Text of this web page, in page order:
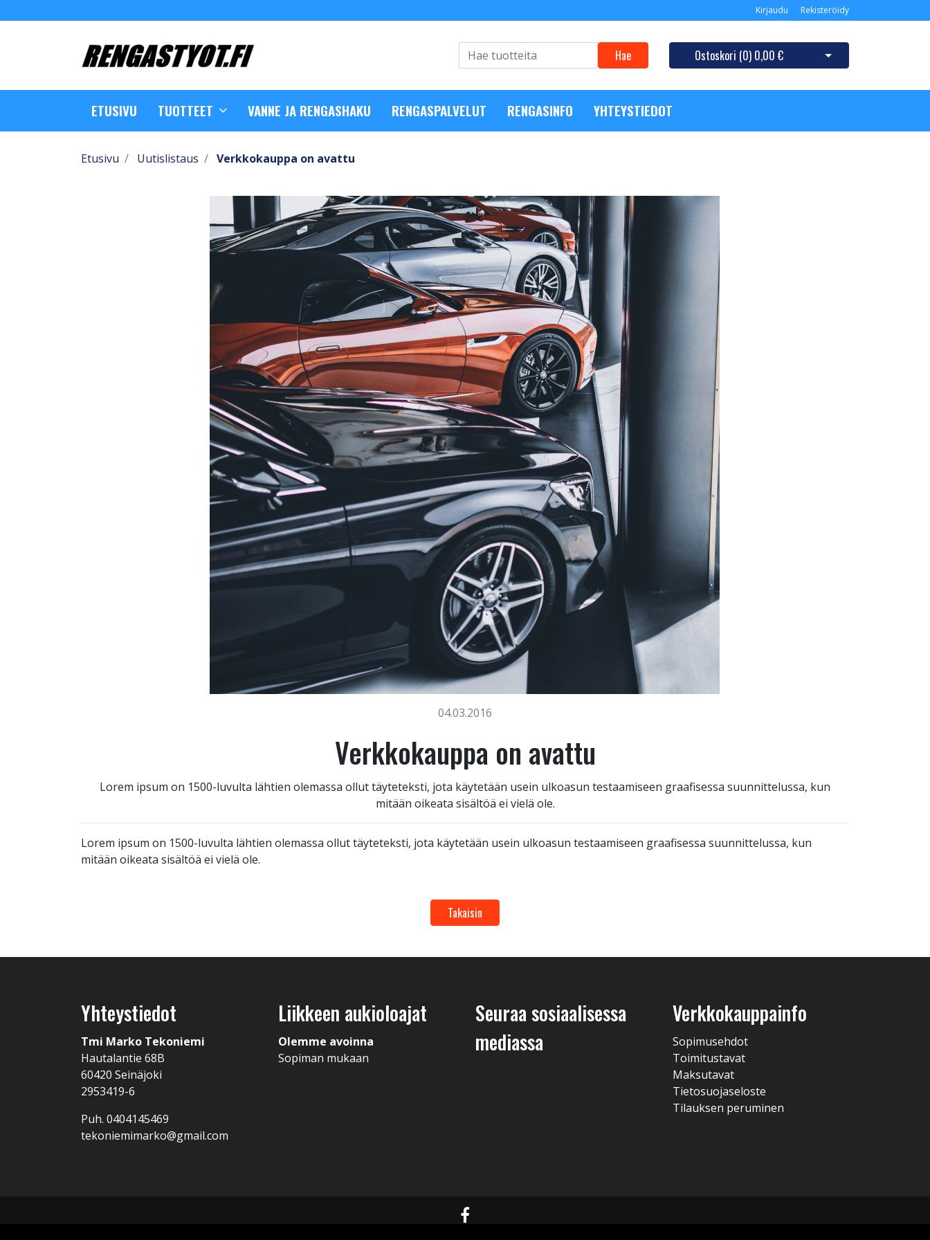
Kirjaudu Rekisteröidy
Hae Ostoskori (0) 0,00 € Avaa ostoskori
ETUSIVU TUOTTEET VANNE JA RENGASHAKU RENGASPALVELUT RENGASINFO YHTEYSTIEDOT
Etusivu Uutislistaus Verkkokauppa on avattu
04.03.2016
Verkkokauppa on avattu
Lorem ipsum on 1500-luvulta lähtien olemassa ollut täyteteksti, jota käytetään usein ulkoasun testaamiseen graafisessa suunnittelussa, kun
mitään oikeata sisältöä ei vielä ole.
Lorem ipsum on 1500-luvulta lähtien olemassa ollut täyteteksti, jota käytetään usein ulkoasun testaamiseen graafisessa suunnittelussa, kun
mitään oikeata sisältöä ei vielä ole.
Takaisin
Yhteystiedot
Tmi Marko Tekoniemi
Hautalantie 68B
60420 Seinäjoki
2953419-6
Puh. 0404145469
tekoniemimarko@gmail.com
Liikkeen aukioloajat
Olemme avoinna
Sopiman mukaan
Seuraa sosiaalisessa
mediassa
Verkkokauppainfo
Sopimusehdot
Toimitustavat
Maksutavat
Tietosuojaseloste
Tilauksen peruminen